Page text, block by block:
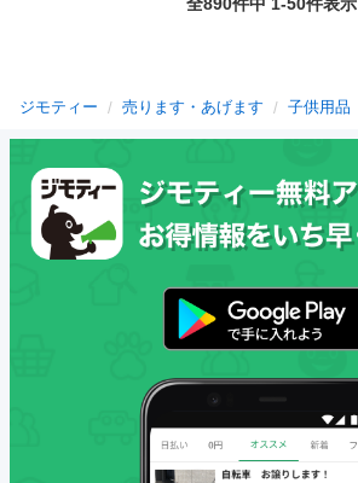
ジモティー 売ります・あげます 子供用品